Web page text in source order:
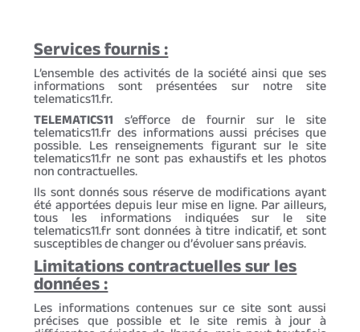
Services fournis :
L’ensemble des activités de la société ainsi que ses
informations sont présentées sur notre site
telematics11.fr.
TELEMATICS11 s’efforce de fournir sur le site
telematics11.fr des informations aussi précises que
possible. Les renseignements figurant sur le site
telematics11.fr ne sont pas exhaustifs et les photos
non contractuelles.
Ils sont donnés sous réserve de modifications ayant
été apportées depuis leur mise en ligne. Par ailleurs,
tous les informations indiquées sur le site
telematics11.fr sont données à titre indicatif, et sont
susceptibles de changer ou d’évoluer sans préavis.
Limitations contractuelles sur les
données :
Les informations contenues sur ce site sont aussi
précises que possible et le site remis à jour à